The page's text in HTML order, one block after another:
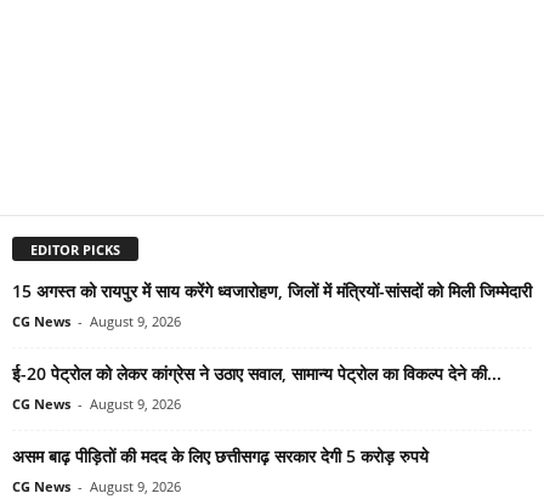
EDITOR PICKS
15 अगस्त को रायपुर में साय करेंगे ध्वजारोहण, जिलों में मंत्रियों-सांसदों को मिली जिम्मेदारी
CG News - August 9, 2026
ई-20 पेट्रोल को लेकर कांग्रेस ने उठाए सवाल, सामान्य पेट्रोल का विकल्प देने की...
CG News - August 9, 2026
असम बाढ़ पीड़ितों की मदद के लिए छत्तीसगढ़ सरकार देगी 5 करोड़ रुपये
CG News - August 9, 2026